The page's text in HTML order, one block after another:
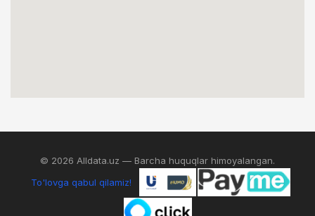
© 2026 Alldata.uz — Barcha huquqlar himoyalangan.
To'lovga qabul qilamiz!